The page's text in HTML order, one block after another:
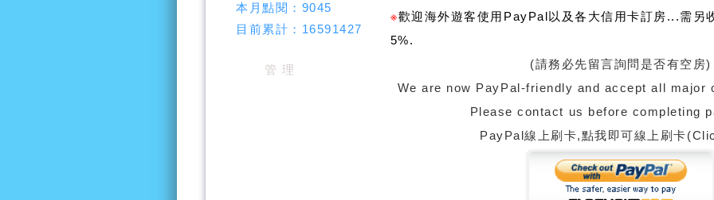
※歡迎海外遊客使用PayPal以及各大信用卡訂房...需另
5%.
(請務必先留言詢問是否有空房)
We are now PayPal-friendly and accept all
Please contact us before completing
PayPal線上刷卡,點我即可線上刷卡
本月點閱： 9045
目前累計： 16591427
管 理